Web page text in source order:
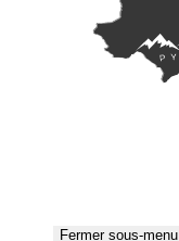
Fermer sous-menu